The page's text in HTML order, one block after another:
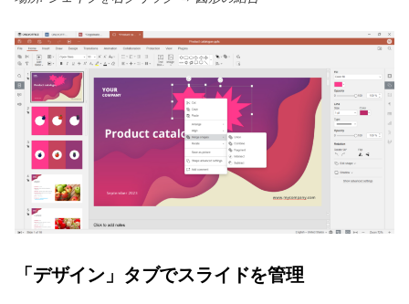
「デザイン」タブでスライドを管理